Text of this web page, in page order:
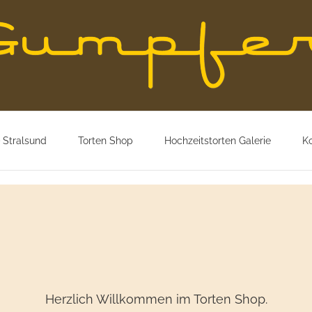
Stralsund Torten Shop Hochzeitstorten Galerie
Herzlich Willkommen im Torten Shop.